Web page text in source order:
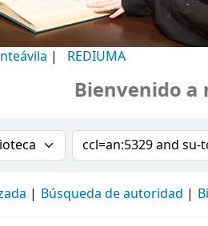
| REDIUMA
Bienvenido a
por:Buscar en el
Búsqueda de autoridad